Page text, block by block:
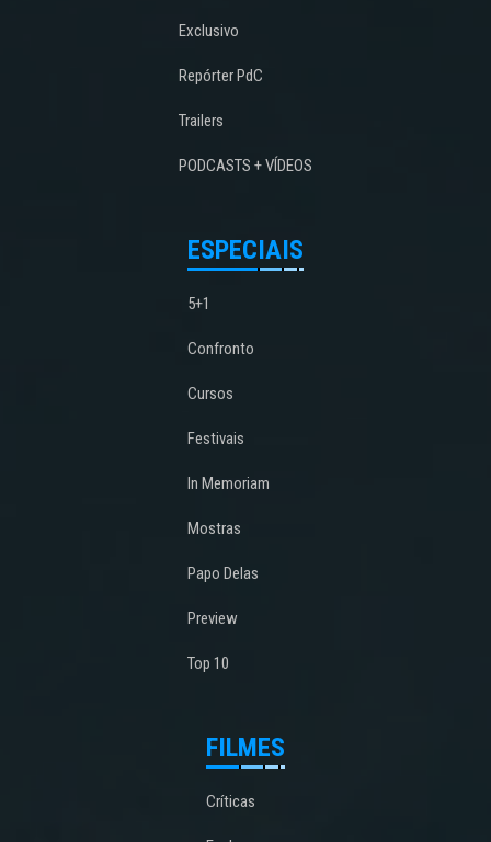
Exclusivo
Repórter PdC
Trailers
PODCASTS + VÍDEOS
ESPECIAIS
5+1
Confronto
Cursos
Festivais
In Memoriam
Mostras
Papo Delas
Preview
Top 10
FILMES
Críticas